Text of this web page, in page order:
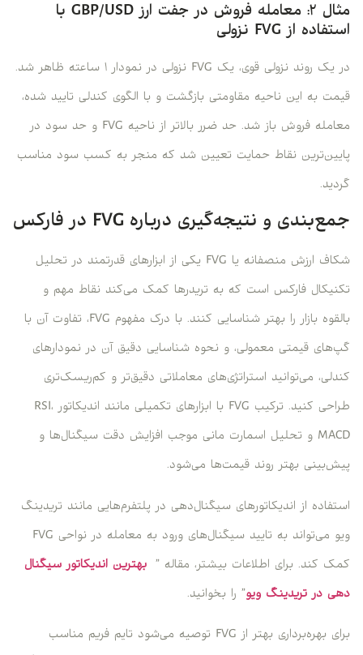
مثال ۲: معامله فروش در جفت ارز GBP/USD با
استفاده از FVG نزولی
در یک روند نزولی قوی، یک FVG نزولی در نمودار ۱ ساعته ظاهر شد.
قیمت به این ناحیه مقاومتی بازگشت و با الگوی کندلی تایید شده،
معامله فروش باز شد. حد ضرر بالاتر از ناحیه FVG و حد سود در
پایین‌ترین نقاط حمایت تعیین شد که منجر به کسب سود مناسب
گردید.
جمع‌بندی و نتیجه‌گیری درباره FVG در فارکس
شکاف ارزش منصفانه یا FVG یکی از ابزارهای قدرتمند در تحلیل
تکنیکال فارکس است که به تریدرها کمک می‌کند نقاط مهم و
بالقوه بازار را بهتر شناسایی کنند. با درک مفهوم FVG، تفاوت آن با
گپ‌های قیمتی معمولی، و نحوه شناسایی دقیق آن در نمودارهای
کندلی، می‌توانید استراتژی‌های معاملاتی دقیق‌تر و کم‌ریسک‌تری
طراحی کنید. ترکیب FVG با ابزارهای تکمیلی مانند اندیکاتور RSI،
MACD و تحلیل اسمارت مانی موجب افزایش دقت سیگنال‌ها و
پیش‌بینی بهتر روند قیمت‌ها می‌شود.
استفاده از اندیکاتورهای سیگنال‌دهی در پلتفرم‌هایی مانند تریدینگ
ویو می‌تواند به تایید سیگنال‌های ورود به معامله در نواحی FVG
کمک کند. برای اطلاعات بیشتر، مقاله ” بهترین اندیکاتور سیگنال
دهی در تریدینگ ویو” را بخوانید.
برای بهره‌برداری بهتر از FVG توصیه می‌شود تایم فریم مناسب